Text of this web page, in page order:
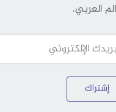
العربي.
إشتراك